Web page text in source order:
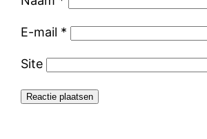
E-mail *
Site